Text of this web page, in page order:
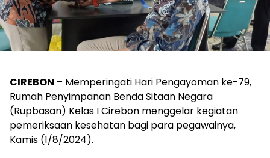
CIREBON – Memperingati Hari Pengayoman ke-79,
Rumah Penyimpanan Benda Sitaan Negara
(Rupbasan) Kelas I Cirebon menggelar kegiatan
pemeriksaan kesehatan bagi para pegawainya,
Kamis (1/8/2024).